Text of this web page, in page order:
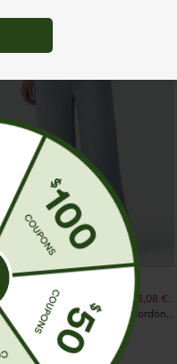
+11
EUR
2 por 61,54 € o 4 por 123,08 €.
casual de tiro medio con cordón y